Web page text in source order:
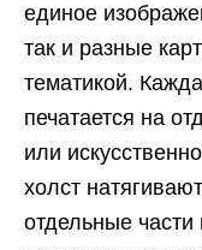
единое
так и разные
тематикой.
печатается на
или
холст
отдельные